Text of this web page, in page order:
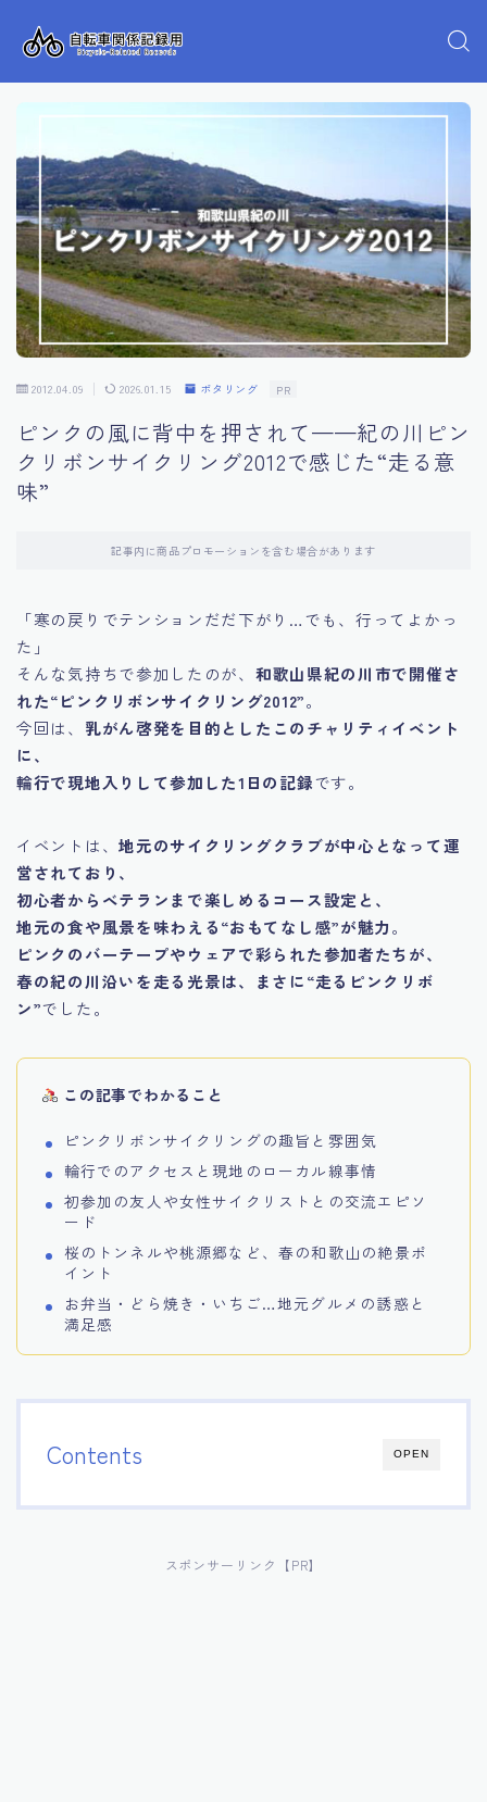
2012.04.09 2026.01.15 ポタリング PR
ピンクの風に背中を押されて——紀の川ピン
クリボンサイクリング2012で感じた“走る意
味”
記事内に商品プロモーションを含む場合があります
「寒の戻りでテンションだだ下がり…でも、行ってよかっ
た」
そんな気持ちで参加したのが、 和歌山県紀の川市で開催さ
れた“ピンクリボンサイクリング2012”。
今回は、 乳がん啓発を目的としたこのチャリティイベント
に、
輪行で現地入りして参加した1日の記録です。
イベントは、地元のサイクリングクラブが中心となって運
営されており、
初心者からベテランまで楽しめるコース設定と、
地元の食や風景を味わえる“おもてなし感”が魅力。
ピンクのバーテープやウェアで彩られた参加者たちが、
春の紀の川沿いを走る光景は、まさに“走るピンクリボ
ン”でした。
この記事でわかること
ピンクリボンサイクリングの趣旨と雰囲気
輪行でのアクセスと現地のローカル線事情
初参加の友人や女性サイクリストとの交流エピソ
ード
桜のトンネルや桃源郷など、春の和歌山の絶景ポ
イント
お弁当・どら焼き・いちご…地元グルメの誘惑と
満足感
OPEN
Contents
スポンサーリンク【PR】